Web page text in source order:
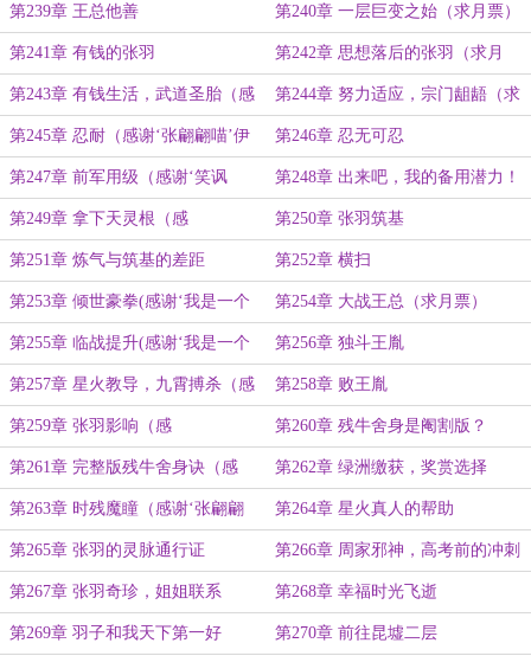
白真真10双外置灵根袜）
第239章 王总他善 第240章 一层巨变之始（求月票）
第241章 有钱的张羽 第242章 思想落后的张羽（求月
票）
第243章 有钱生活，武道圣胎（感
谢‘qyqxxxxxxx’打赏的盟主
第244章 努力适应，宗门龃龉（求
月票）
第245章 忍耐（感谢‘张翩翩喵’伊
芙送张翩翩10个奥斯卡奖杯）
第246章 忍无可忍
第247章 前军用级（感谢‘笑讽
嘲’打赏的盟主）
第248章 出来吧，我的备用潜力！
助我筑基！
第249章 拿下天灵根（感
谢‘qyqxxxxxxx’再次打赏的盟主）
第250章 张羽筑基
第251章 炼气与筑基的差距 第252章 横扫
第253章 倾世豪拳(感谢‘我是一个
读者’打赏盟主)
第254章 大战王总（求月票）
第255章 临战提升(感谢‘我是一个
读者’再次打赏盟主)
第256章 独斗王胤
第257章 星火教导，九霄搏杀（感
谢‘赈早青琥珀主’打赏盟主）
第258章 败王胤
第259章 张羽影响（感
谢‘qyqxxxxxxx’打赏的第三个盟主）
第260章 残牛舍身是阉割版？
第261章 完整版残牛舍身诀（感
谢‘六道苍玄’打赏盟主）
第262章 绿洲缴获，奖赏选择
第263章 时残魔瞳（感谢‘张翩翩
喵’伊芙再送张翩翩10个奥斯卡奖
杯）
第264章 星火真人的帮助
第265章 张羽的灵脉通行证 第266章 周家邪神，高考前的冲刺
第267章 张羽奇珍，姐姐联系 第268章 幸福时光飞逝
第269章 羽子和我天下第一好 第270章 前往昆墟二层